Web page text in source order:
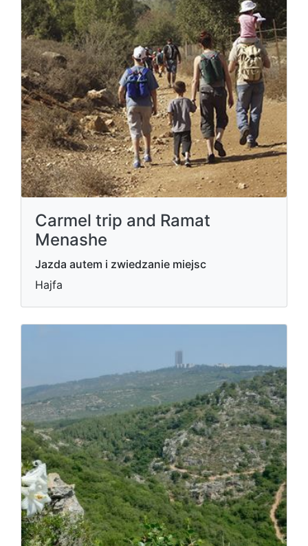
Carmel trip and Ramat
Menashe
Jazda autem i zwiedzanie miejsc
Hajfa